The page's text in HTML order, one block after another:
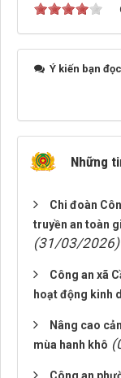
Ý kiến bạn đọc
Những
Chi đoàn
truyền an toàn
(31/03/2026)
Công an xã
hoạt động kinh
Nâng cao
mùa hanh khô